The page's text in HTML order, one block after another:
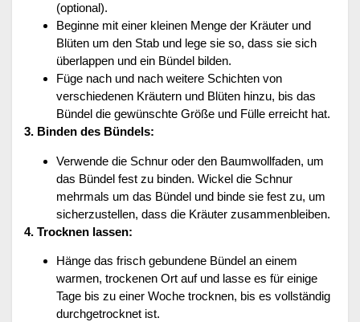
(optional).
Beginne mit einer kleinen Menge der Kräuter und
Blüten um den Stab und lege sie so, dass sie sich
überlappen und ein Bündel bilden.
Füge nach und nach weitere Schichten von
verschiedenen Kräutern und Blüten hinzu, bis das
Bündel die gewünschte Größe und Fülle erreicht hat.
3. Binden des Bündels:
Verwende die Schnur oder den Baumwollfaden, um
das Bündel fest zu binden. Wickel die Schnur
mehrmals um das Bündel und binde sie fest zu, um
sicherzustellen, dass die Kräuter zusammenbleiben.
4. Trocknen lassen:
Hänge das frisch gebundene Bündel an einem
warmen, trockenen Ort auf und lasse es für einige
Tage bis zu einer Woche trocknen, bis es vollständig
durchgetrocknet ist.